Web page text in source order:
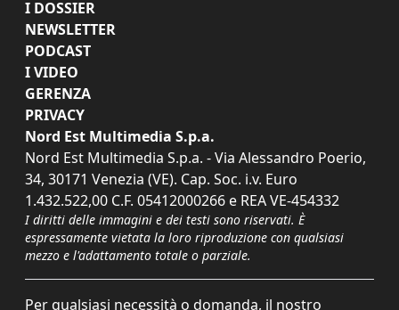
I DOSSIER
NEWSLETTER
PODCAST
I VIDEO
GERENZA
PRIVACY
Nord Est Multimedia S.p.a.
Nord Est Multimedia S.p.a. - Via Alessandro Poerio,
34, 30171 Venezia (VE). Cap. Soc. i.v. Euro
1.432.522,00 C.F. 05412000266 e REA VE-454332
I diritti delle immagini e dei testi sono riservati. È
espressamente vietata la loro riproduzione con qualsiasi
mezzo e l'adattamento totale o parziale.
Per qualsiasi necessità o domanda, il nostro